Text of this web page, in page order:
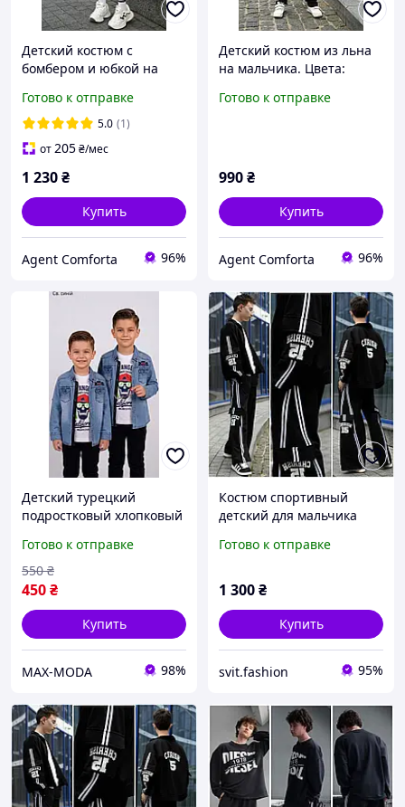
Детский костюм с
бомбером и юбкой на
черный. 122; 128; 134;
140; 146.
Готово к отправке
5.0 (1)
от205₴/мес
1 230₴
Купить
Agent Comforta 96%
Детский костюм из льна
на мальчика. Цвета:
Размеры: 122; 128; 134;
Готово к отправке
990₴
Купить
Agent Comforta 96%
Детский турецкий
подростковый хлопковый
Готово к отправке
450₴
550 ₴
Купить
MAX-MODA 98%
Костюм спортивный
детский для мальчика
трикотажа широкие
13 лет
Готово к отправке
1 300₴
Купить
svit.fashion 95%